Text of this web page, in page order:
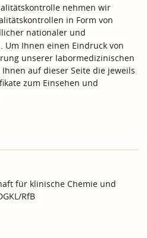
nehmen wir
in Form von
nationaler und
Ihnen einen Eindruck von
unserer labormedizinischen
auf dieser Seite die jeweils
zum Einsehen und
für klinische Chemie und
RfB